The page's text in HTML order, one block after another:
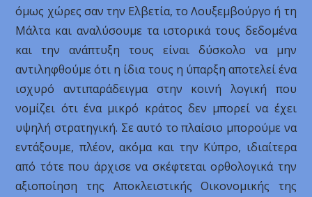
όμως χώρες σαν την Ελβετία, το Λουξεμβούργο ή τη
Μάλτα και αναλύσουμε τα ιστορικά τους δεδομένα
και την ανάπτυξη τους είναι δύσκολο να μην
αντιληφθούμε ότι η ίδια τους η ύπαρξη αποτελεί ένα
ισχυρό αντιπαράδειγμα στην κοινή λογική που
νομίζει ότι ένα μικρό κράτος δεν μπορεί να έχει
υψηλή στρατηγική. Σε αυτό το πλαίσιο μπορούμε να
εντάξουμε, πλέον, ακόμα και την Κύπρο, ιδιαίτερα
από τότε που άρχισε να σκέφτεται ορθολογικά την
αξιοποίηση της Αποκλειστικής Οικονομικής της